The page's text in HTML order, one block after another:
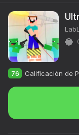
76 Calificación de